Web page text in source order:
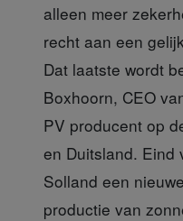
alleen meer
recht aan een
Dat laatste wordt
Boxhoorn, CEO
PV producent op
en Duitsland. Eind
Solland een
productie van